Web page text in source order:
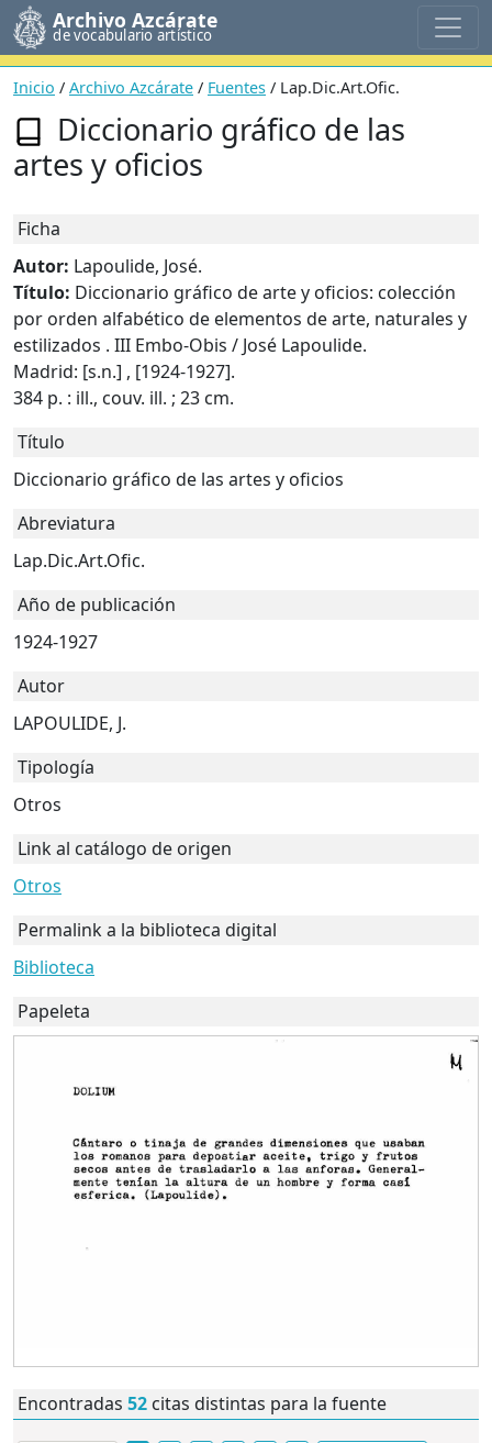
Archivo Azcárate
de vocabulario artístico
Inicio / Archivo Azcárate / Fuentes / Lap.Dic.Art.Ofic.
Diccionario gráfico de las
artes y oficios
Ficha
Autor: Lapoulide, José.
Título: Diccionario gráfico de arte y oficios: colección
por orden alfabético de elementos de arte, naturales y
estilizados . III Embo-Obis / José Lapoulide.
Madrid: [s.n.] , [1924-1927].
384 p. : ill., couv. ill. ; 23 cm.
Título
Diccionario gráfico de las artes y oficios
Abreviatura
Lap.Dic.Art.Ofic.
Año de publicación
1924-1927
Autor
LAPOULIDE, J.
Tipología
Otros
Link al catálogo de origen
Otros
Permalink a la biblioteca digital
Biblioteca
Papeleta
Encontradas 52 citas distintas para la fuente